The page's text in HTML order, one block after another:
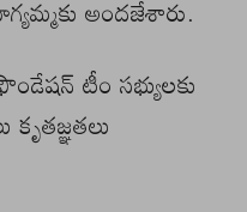
అందజేశారు.
టీం సభ్యులకు